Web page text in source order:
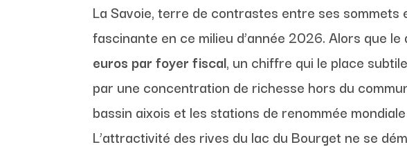
La Savoie, terre de contrastes entre ses
fascinante en ce milieu d’année 2026. Alors que
euros par foyer fiscal, un chiffre qui le place
par une concentration de richesse hors du
bassin aixois et les stations de renommée
L’attractivité des rives du lac du Bourget ne se